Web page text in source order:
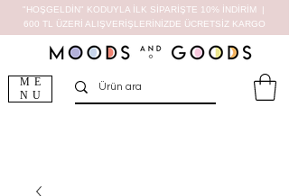
ME
NU
"HOŞGELDİN" KODUYLA İLK SİPARİŞTE 10% İNDİRİM |
600 TL ÜZERİ ALIŞVERİŞLERİNİZDE ÜCRETSİZ KARGO